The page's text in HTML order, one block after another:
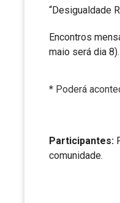
“Desigualdade
Encontros
maio será dia 8).
* Poderá
Participantes:
comunidade.